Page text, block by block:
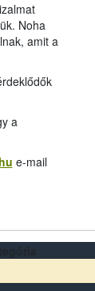
Noha
amit a
a
e-mail